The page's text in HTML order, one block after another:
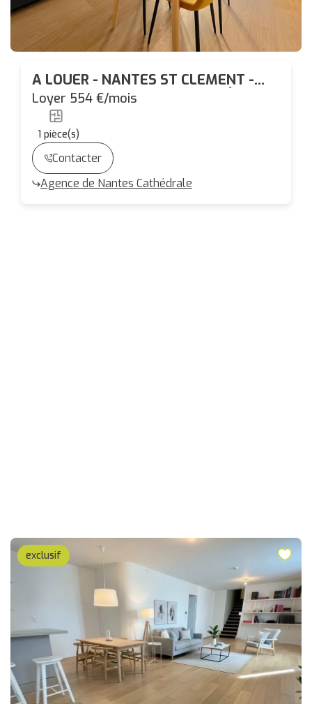
A LOUER - NANTES ST CLEMENT -
Studio ENTIEREMENT MEUBLÉ de
22,39 m²
Loyer 554 €/mois
1 pièce(s)
Contacter
Agence de Nantes Cathédrale
exclusif